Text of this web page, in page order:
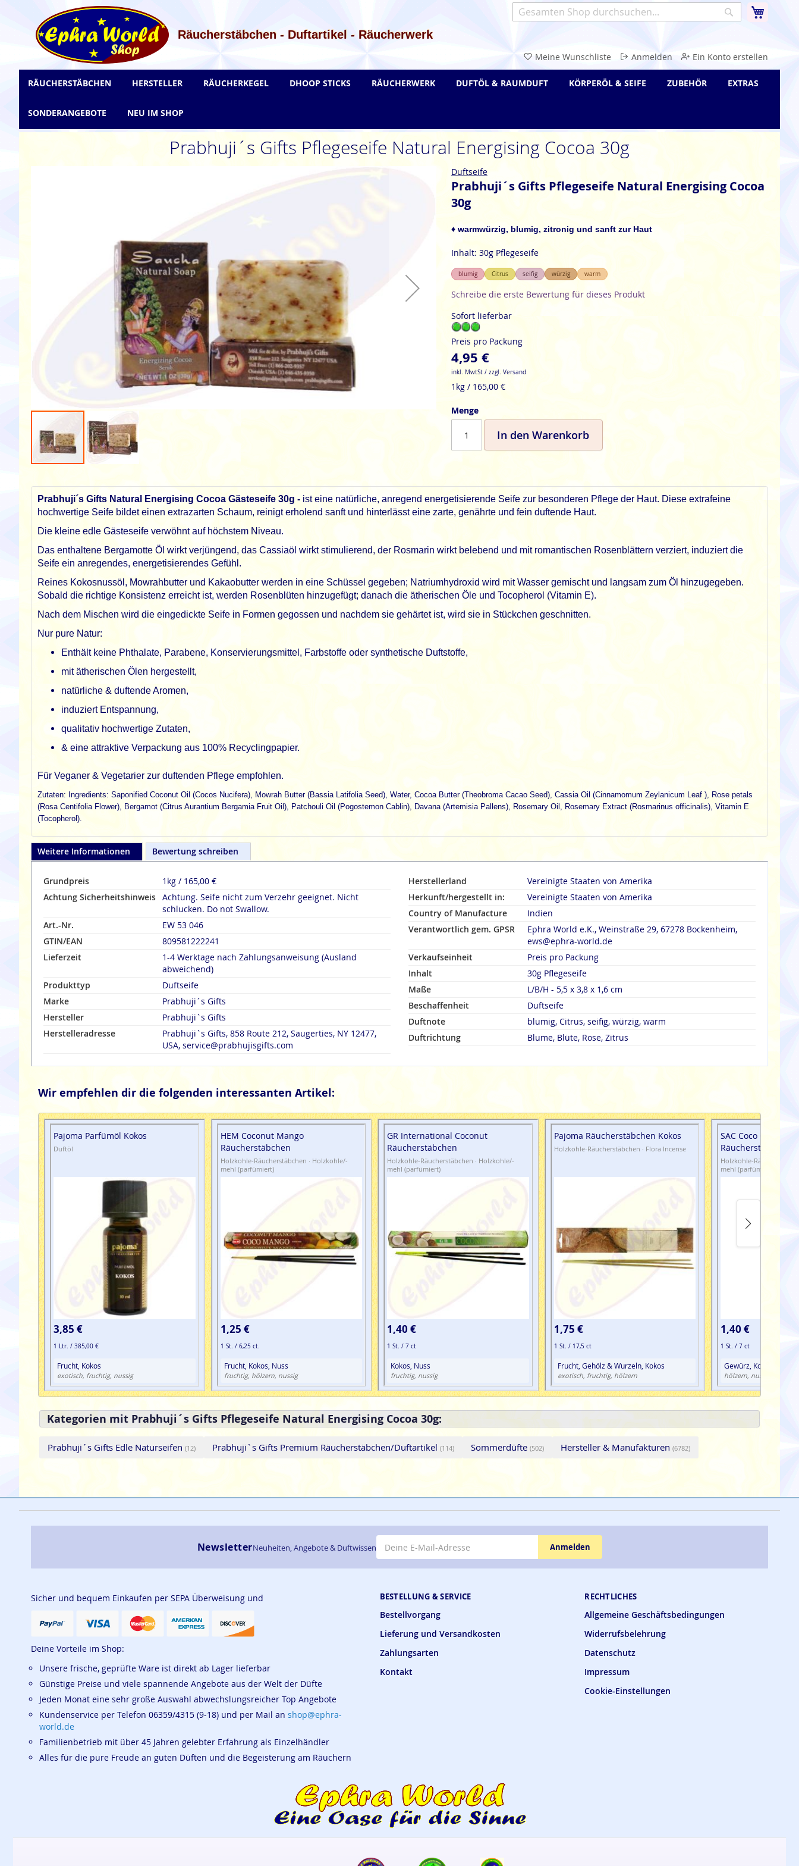
Suche
Räucherstäbchen - Duftartikel - Räucherwerk
Meine Wunschliste Anmelden Ein Konto erstellen
Inhalt
springen
Prabhuji´s Gifts Pflegeseife Natural Energising Cocoa 30g
der
Bildgalerie
springen
Duftseife
Prabhuji´s Gifts Pflegeseife Natural Energising Cocoa
30g
♦ warmwürzig, blumig, zitronig und sanft zur Haut
Inhalt: 30g Pflegeseife
blumig Citrus seifig würzig warm
Schreibe die erste Bewertung für dieses Produkt
Sofort lieferbar
Preis pro Packung
4,95 €
inkl. MwtSt / zzgl. Versand
1kg / 165,00 €
Menge
In den Warenkorb
Prabhuji´s Gifts Natural Energising Cocoa Gästeseife 30g - ist eine natürliche, anregend energetisierende Seife zur besonderen Pflege der Haut. Diese extrafeine
hochwertige Seife bildet einen extrazarten Schaum, reinigt erholend sanft und hinterlässt eine zarte, genährte und fein duftende Haut.
Die kleine edle Gästeseife verwöhnt auf höchstem Niveau.
Das enthaltene Bergamotte Öl wirkt verjüngend, das Cassiaöl wirkt stimulierend, der Rosmarin wirkt belebend und mit romantischen Rosenblättern verziert, induziert die
Seife ein anregendes, energetisierendes Gefühl.
Reines Kokosnussöl, Mowrahbutter und Kakaobutter werden in eine Schüssel gegeben; Natriumhydroxid wird mit Wasser gemischt und langsam zum Öl hinzugegeben.
Sobald die richtige Konsistenz erreicht ist, werden Rosenblüten hinzugefügt; danach die ätherischen Öle und Tocopherol (Vitamin E).
Nach dem Mischen wird die eingedickte Seife in Formen gegossen und nachdem sie gehärtet ist, wird sie in Stückchen geschnitten.
Nur pure Natur:
Enthält keine Phthalate, Parabene, Konservierungsmittel, Farbstoffe oder synthetische Duftstoffe,
mit ätherischen Ölen hergestellt,
natürliche & duftende Aromen,
induziert Entspannung,
qualitativ hochwertige Zutaten,
& eine attraktive Verpackung aus 100% Recyclingpapier.
Für Veganer & Vegetarier zur duftenden Pflege empfohlen.
Zutaten: Ingredients: Saponified Coconut Oil (Cocos Nucifera), Mowrah Butter (Bassia Latifolia Seed), Water, Cocoa Butter (Theobroma Cacao Seed), Cassia Oil (Cinnamomum Zeylanicum Leaf ), Rose petals
(Rosa Centifolia Flower), Bergamot (Citrus Aurantium Bergamia Fruit Oil), Patchouli Oil (Pogostemon Cablin), Davana (Artemisia Pallens), Rosemary Oil, Rosemary Extract (Rosmarinus officinalis), Vitamin E
(Tocopherol).
Weitere Informationen
Grundpreis
1kg / 165,00 €
Achtung Sicherheitshinweis Achtung. Seife nicht zum Verzehr geeignet. Nicht
schlucken. Do not Swallow.
Art.-Nr.
EW 53 046
GTIN/EAN
809581222241
Lieferzeit
1-4 Werktage nach Zahlungsanweisung (Ausland
abweichend)
Produkttyp
Duftseife
Marke
Prabhuji´s Gifts
Hersteller
Prabhuji`s Gifts
Herstelleradresse
Prabhuji`s Gifts, 858 Route 212, Saugerties, NY 12477,
USA, service@prabhujisgifts.com
Herstellerland
Vereinigte Staaten von Amerika
Herkunft/hergestellt in:
Vereinigte Staaten von Amerika
Country of Manufacture
Indien
Verantwortlich gem. GPSR
Ephra World e.K., Weinstraße 29, 67278 Bockenheim,
ews@ephra-world.de
Verkaufseinheit
Preis pro Packung
Inhalt
30g Pflegeseife
Maße
L/B/H - 5,5 x 3,8 x 1,6 cm
Beschaffenheit
Duftseife
Duftnote
blumig, Citrus, seifig, würzig, warm
Duftrichtung
Blume, Blüte, Rose, Zitrus
Bewertung schreiben
Wir empfehlen dir die folgenden interessanten Artikel:
Pajoma Parfümöl Kokos
Duftöl
3,85 €
1 Ltr. / 385,00 €
Frucht, Kokos
exotisch, fruchtig, nussig
HEM Coconut Mango
Räucherstäbchen
Holzkohle-Räucherstäbchen · Holzkohle/-
mehl (parfümiert)
1,25 €
1 St. / 6,25 ct.
Frucht, Kokos, Nuss
fruchtig, hölzern, nussig
GR International Coconut
Räucherstäbchen
Holzkohle-Räucherstäbchen · Holzkohle/-
mehl (parfümiert)
1,40 €
1 St. / 7 ct
Kokos, Nuss
fruchtig, nussig
Pajoma Räucherstäbchen Kokos
Holzkohle-Räucherstäbchen · Flora Incense
1,75 €
1 St. / 17,5 ct
Frucht, Gehölz & Wurzeln, Kokos
exotisch, fruchtig, hölzern
SAC Coco
Räucherstäbchen
Holzkohle-
mehl (parfümiert)
1,40 €
1 St. / 7 ct
Gewürz, Kokos, Zimt
hölzern, nussig,
Kategorien mit Prabhuji´s Gifts Pflegeseife Natural Energising Cocoa 30g:
Prabhuji´s Gifts Edle Naturseifen (12) Prabhuji`s Gifts Premium Räucherstäbchen/Duftartikel (114) Sommerdüfte (502) Hersteller & Manufakturen (6782)
RÄUCHERSTÄBCHEN HERSTELLER RÄUCHERKEGEL DHOOP STICKS RÄUCHERWERK DUFTÖL & RAUMDUFT KÖRPERÖL & SEIFE ZUBEHÖR EXTRAS
SONDERANGEBOTE NEU IM SHOP
BESTELLUNG & SERVICE
Bestellvorgang
Lieferung und Versandkosten
Zahlungsarten
Kontakt
RECHTLICHES
Allgemeine Geschäftsbedingungen
Widerrufsbelehrung
Datenschutz
Impressum
Cookie-Einstellungen
NewsletterNeuheiten, Angebote & Duftwissen Anmelden
Sicher und bequem Einkaufen per SEPA Überweisung und
Deine Vorteile im Shop:
Unsere frische, geprüfte Ware ist direkt ab Lager lieferbar
Günstige Preise und viele spannende Angebote aus der Welt der Düfte
Jeden Monat eine sehr große Auswahl abwechslungsreicher Top Angebote
Kundenservice per Telefon 06359/4315 (9-18) und per Mail an shop@ephra-
world.de
Familienbetrieb mit über 45 Jahren gelebter Erfahrung als Einzelhändler
Alles für die pure Freude an guten Düften und die Begeisterung am Räuchern